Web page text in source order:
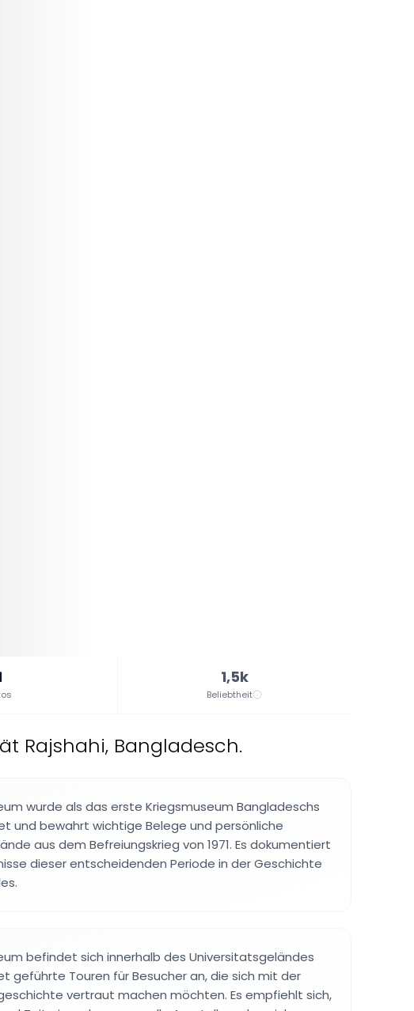
1,5k
Beliebtheit
Rajshahi, Bangladesch.
wurde als das erste Kriegsmuseum Bangladeschs
und bewahrt wichtige Belege und persönliche
aus dem Befreiungskrieg von 1971. Es dokumentiert
dieser entscheidenden Periode in der Geschichte
befindet sich innerhalb des Universitatsgeländes
geführte Touren für Besucher an, die sich mit der
vertraut machen möchten. Es empfiehlt sich,